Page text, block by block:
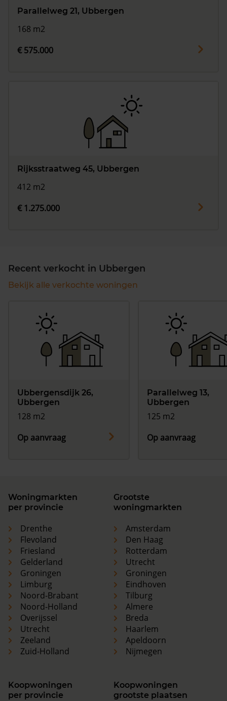
Parallelweg 21, Ubbergen
168 m2
€ 575.000
Rijksstraatweg 45, Ubbergen
412 m2
€ 1.275.000
Recent verkocht in Ubbergen
Bekijk alle verkochte woningen
Ubbergensdijk 26,
Ubbergen
128 m2
Op aanvraag
Parallelweg 13,
Ubbergen
125 m2
Op aanvraag
Woningmarkten
per provincie
Drenthe
Flevoland
Friesland
Gelderland
Groningen
Limburg
Noord-Brabant
Noord-Holland
Overijssel
Utrecht
Zeeland
Zuid-Holland
Grootste
woningmarkten
Amsterdam
Den Haag
Rotterdam
Utrecht
Groningen
Eindhoven
Tilburg
Almere
Breda
Haarlem
Apeldoorn
Nijmegen
Koopwoningen
per provincie
Koopwoningen
grootste plaatsen